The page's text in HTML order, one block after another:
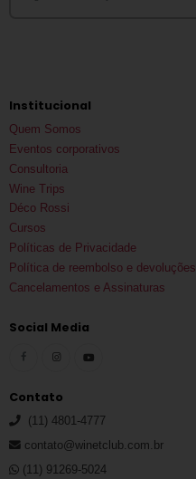
Institucional
Quem Somos
Eventos corporativos
Consultoria
Wine Trips
Déco Rossi
Cursos
Políticas de Privacidade
Política de reembolso e devoluções
Cancelamentos e Assinaturas
Social Media
Contato
(11) 4801-4777
contato@winetclub.com.br
(11) 91269-5024